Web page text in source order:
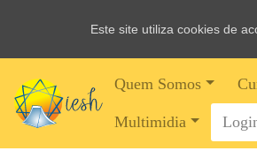
Quem Somos
Multimidia
Este site utiliza cookies de